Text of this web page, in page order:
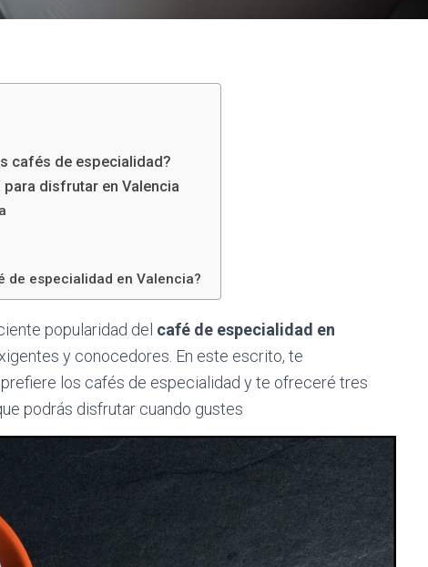
cafés de especialidad?
disfrutar en Valencia
de especialidad en Valencia?
popularidad del café de especialidad en
y conocedores. En este escrito, te
los cafés de especialidad y te ofreceré tres
podrás disfrutar cuando gustes